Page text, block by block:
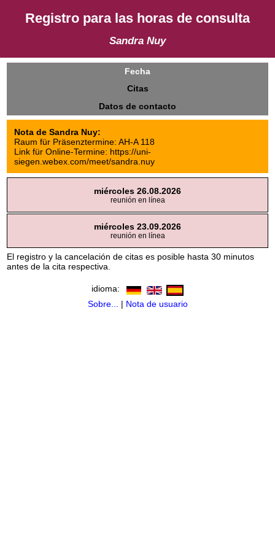
Registro para las horas de consulta
Sandra Nuy
Fecha
Citas
Datos de contacto
Nota de Sandra Nuy:
Raum für Präsenztermine: AH-A 118
Link für Online-Termine: https://uni-
siegen.webex.com/meet/sandra.nuy
miércoles 26.08.2026
reunión en línea
miércoles 23.09.2026
reunión en línea
El registro y la cancelación de citas es posible hasta 30 minutos
antes de la cita respectiva.
idioma:
Sobre...
| Nota de usuario